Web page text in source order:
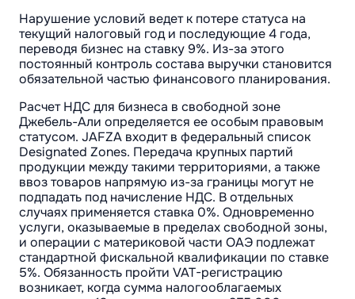
Нарушение условий ведет к потере статуса на
текущий налоговый год и последующие 4 года,
переводя бизнес на ставку 9%. Из-за этого
постоянный контроль состава выручки становится
обязательной частью финансового планирования.
Расчет НДС для бизнеса в свободной зоне
Джебель-Али определяется ее особым правовым
статусом. JAFZA входит в федеральный список
Designated Zones. Передача крупных партий
продукции между такими территориями, а также
ввоз товаров напрямую из-за границы могут не
подпадать под начисление НДС. В отдельных
случаях применяется ставка 0%. Одновременно
услуги, оказываемые в пределах свободной зоны,
и операции с материковой части ОАЭ подлежат
стандартной фискальной квалификации по ставке
5%. Обязанность пройти VAT-регистрацию
возникает, когда сумма налогооблагаемых